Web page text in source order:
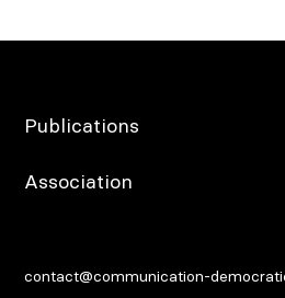
Publications
Association
contact@communication-